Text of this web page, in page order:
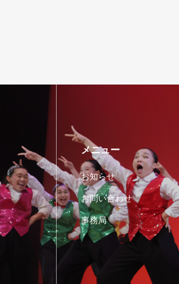
メニュー
お知らせ
お問い合わせ
事務局